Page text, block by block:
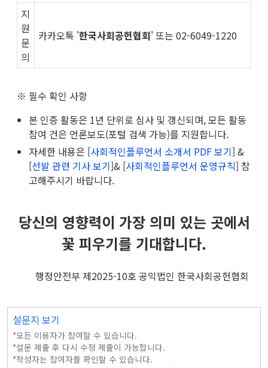
지
원
문
의
카카오톡 '한국사회공헌협회' 또는 02-6049-1220
※ 필수 확인 사항
본 인증 활동은 1년 단위로 심사 및 갱신되며, 모든 활동
참여 건은 언론보도(포털 검색 가능)를 지원합니다.
자세한 내용은 [사회적인플루언서 소개서 PDF 보기] &
[선발 관련 기사 보기]& [사회적인플루언서 운영규칙] 참
고해주시기 바랍니다.
당신의 영향력이 가장 의미 있는 곳에서
꽃 피우기를 기대합니다.
행정안전부 제2025-10호 공익법인 한국사회공헌협회
설문지 보기
*모든 이용자가 참여할 수 있습니다.
*설문 제출 후 다시 수정 제출이 가능합니다.
*작성자는 참여자를 확인할 수 있습니다.